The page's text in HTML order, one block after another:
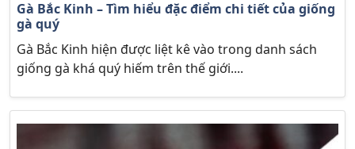
Gà Bắc Kinh – Tìm hiểu đặc điểm chi tiết của giống
gà quý
Gà Bắc Kinh hiện được liệt kê vào trong danh sách
giống gà khá quý hiếm trên thế giới....